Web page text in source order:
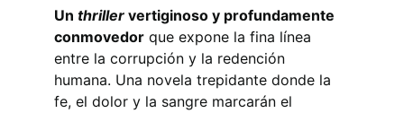
Un thriller vertiginoso y profundamente
conmovedor que expone la fina línea
entre la corrupción y la redención
humana. Una novela trepidante donde la
fe, el dolor y la sangre marcarán el